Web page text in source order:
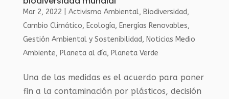
Mar 2, 2022 Activismo Ambiental, Biodiversidad,
Cambio Climático, Ecología, Energías Renovables,
Gestión Ambiental y Sostenibilidad, Noticias Medio
Ambiente, Planeta al día, Planeta Verde
Una de las medidas es el acuerdo para poner
fin a la contaminación por plásticos, decisión